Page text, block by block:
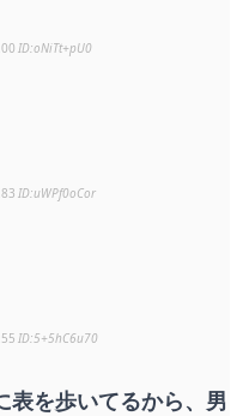
oNiTt+pU0
uWPf0oCor
5+5hC6u70
表を歩いてるから、男